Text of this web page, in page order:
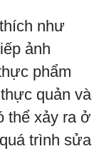
như
ảnh
phẩm
quản và
thể xảy ra ở
trình sửa